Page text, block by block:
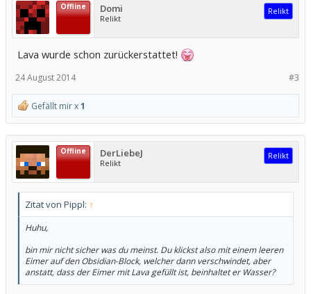
Offline Domi
Relikt
Relikt
Lava wurde schon zurückerstattet!
#3
24 August 2014
Gefällt mir x1
Offline DerLiebeJ
Relikt
Relikt
Zitat von Pippl: ↑
Huhu,
bin mir nicht sicher was du meinst. Du klickst also mit einem leeren
Eimer auf den Obsidian-Block, welcher dann verschwindet, aber
anstatt, dass der Eimer mit Lava gefüllt ist, beinhaltet er Wasser?